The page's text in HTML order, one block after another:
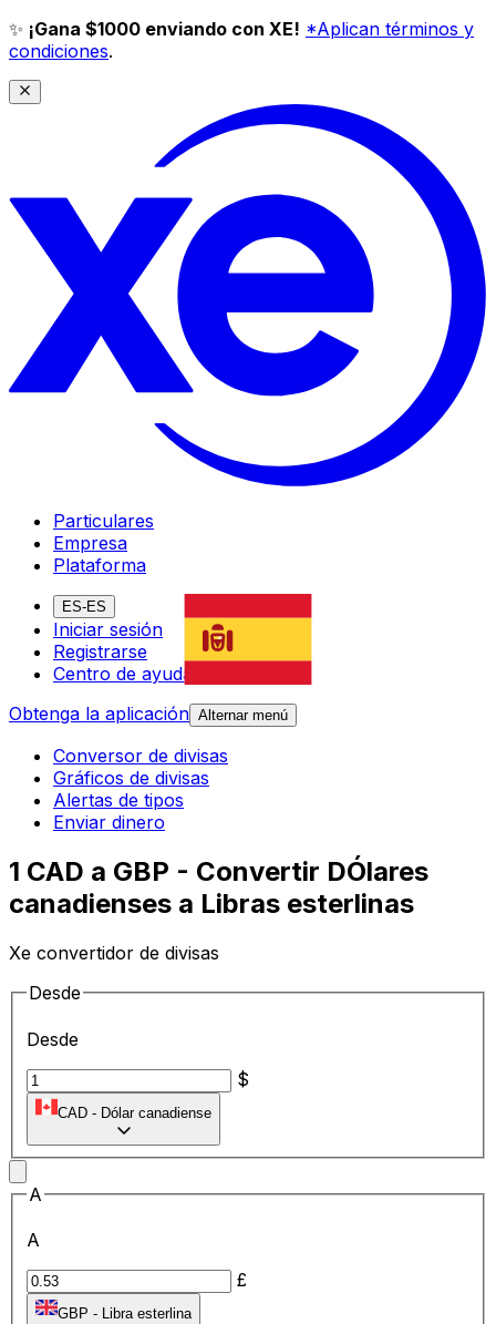
✨ ¡Gana $1000 enviando con XE! *Aplican términos y
condiciones.
Particulares
Empresa
Plataforma
ES-ES
Iniciar sesión
Registrarse
Centro de ayuda
Obtenga la aplicación Alternar menú
Conversor de divisas
Gráficos de divisas
Alertas de tipos
Enviar dinero
1 CAD a GBP - Convertir DÓlares
canadienses a Libras esterlinas
Xe convertidor de divisas
Desde
Desde
$
CAD - Dólar canadiense
A
A
£
GBP - Libra esterlina